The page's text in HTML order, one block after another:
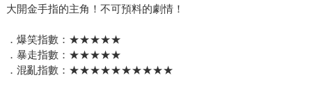
大開金手指的主角！不可預料的劇情！
．爆笑指數：★★★★★
．暴走指數：★★★★★
．混亂指數：★★★★★★★★★★